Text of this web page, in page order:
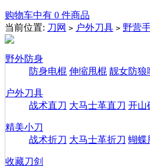
购物车中有 0 件商品
当前位置: 刀网 > 户外刀具 > 野营
野外防身
防身电棍 伸缩甩棍 靓女防狼
户外刀具
战术直刀 大马士革直刀 开山
精美小刀
战术折刀 大马士革折刀 蝴蝶
收藏刀剑